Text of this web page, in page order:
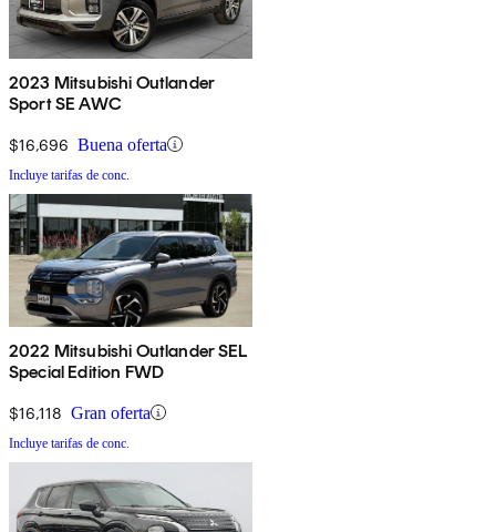
2023 Mitsubishi Outlander
Sport SE AWC
$16,696 Buena oferta
Incluye tarifas de conc.
2022 Mitsubishi Outlander SEL
Special Edition FWD
$16,118 Gran oferta
Incluye tarifas de conc.